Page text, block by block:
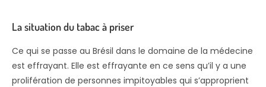
La situation du tabac à priser
Ce qui se passe au Brésil dans le domaine de la médecine
est effrayant. Elle est effrayante en ce sens qu’il y a une
prolifération de personnes impitoyables qui s’approprient